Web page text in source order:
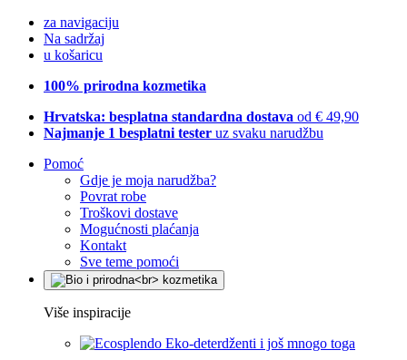
za navigaciju
Na sadržaj
u košaricu
100% prirodna kozmetika
Hrvatska: besplatna standardna dostava od € 49,90
Najmanje 1 besplatni tester uz svaku narudžbu
Pomoć
Gdje je moja narudžba?
Povrat robe
Troškovi dostave
Mogućnosti plaćanja
Kontakt
Sve teme pomoći
Više inspiracije
Eko-deterdženti i još mnogo toga